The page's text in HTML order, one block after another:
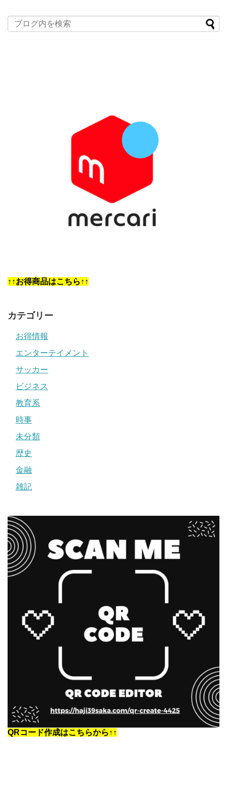
↑↑お得商品はこちら↑↑
カテゴリー
お得情報
エンターテイメント
サッカー
ビジネス
教育系
時事
未分類
歴史
金融
雑記
QRコード作成はこちらから↑↑